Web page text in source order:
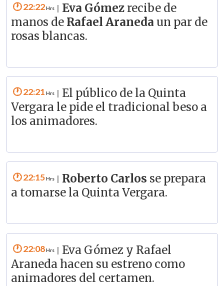
22:22 Eva Gómezrecibe de
manos de Rafael Araneda un par de
rosas blancas.
22:21
El público de la Quinta
Vergara le pide el tradicional beso a
los animadores.
22:15 Roberto Carlos se prepara
a tomarse la Quinta Vergara.
22:08
Eva Gómez y Rafael
Araneda hacen su estreno como
animadores del certamen.